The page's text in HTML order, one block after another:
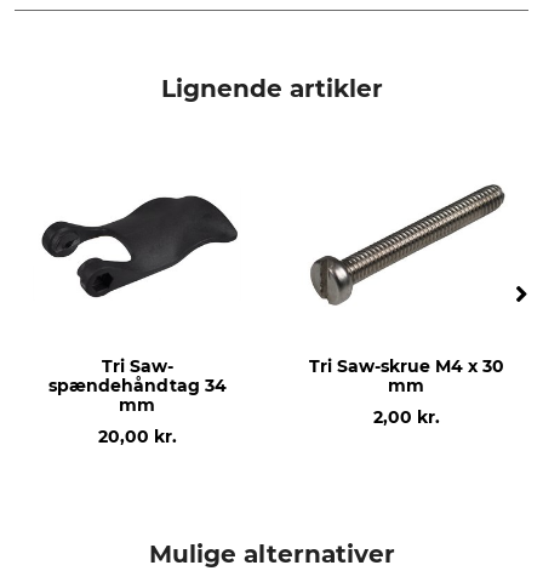
Længde
180,8 cm
Lignende artikler
Tri Saw-
spændehåndtag 34
mm
20,00 kr.
Tri Saw-skrue M4 x 30
mm
2,00 kr.
Mulige alternativer